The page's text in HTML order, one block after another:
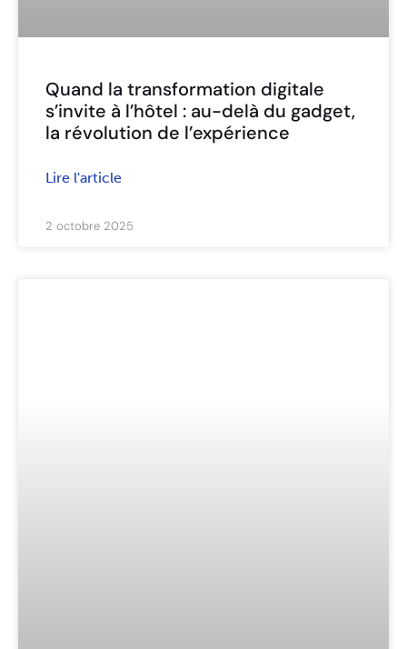
Quand la transformation digitale
s’invite à l’hôtel : au-delà du gadget,
la révolution de l’expérience
Lire l'article
2 octobre 2025